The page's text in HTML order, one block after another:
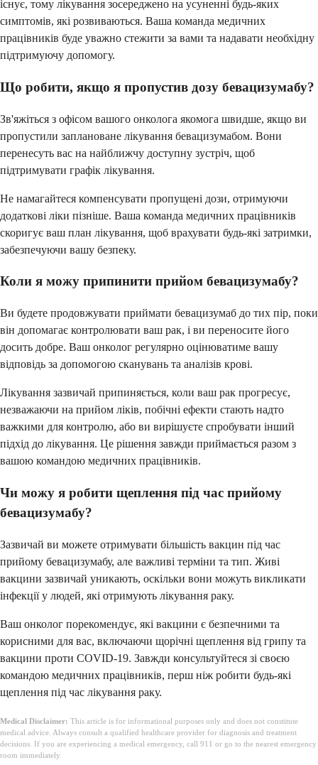
існує, тому лікування зосереджено на усуненні будь-яких
симптомів, які розвиваються. Ваша команда медичних
працівників буде уважно стежити за вами та надавати необхідну
підтримуючу допомогу.
Що робити, якщо я пропустив дозу бевацизумабу?
Зв'яжіться з офісом вашого онколога якомога швидше, якщо ви
пропустили заплановане лікування бевацизумабом. Вони
перенесуть вас на найближчу доступну зустріч, щоб
підтримувати графік лікування.
Не намагайтеся компенсувати пропущені дози, отримуючи
додаткові ліки пізніше. Ваша команда медичних працівників
скоригує ваш план лікування, щоб врахувати будь-які затримки,
забезпечуючи вашу безпеку.
Коли я можу припинити прийом бевацизумабу?
Ви будете продовжувати приймати бевацизумаб до тих пір, поки
він допомагає контролювати ваш рак, і ви переносите його
досить добре. Ваш онколог регулярно оцінюватиме вашу
відповідь за допомогою сканувань та аналізів крові.
Лікування зазвичай припиняється, коли ваш рак прогресує,
незважаючи на прийом ліків, побічні ефекти стають надто
важкими для контролю, або ви вирішуєте спробувати інший
підхід до лікування. Це рішення завжди приймається разом з
вашою командою медичних працівників.
Чи можу я робити щеплення під час прийому
бевацизумабу?
Зазвичай ви можете отримувати більшість вакцин під час
прийому бевацизумабу, але важливі терміни та тип. Живі
вакцини зазвичай уникають, оскільки вони можуть викликати
інфекції у людей, які отримують лікування раку.
Ваш онколог порекомендує, які вакцини є безпечними та
корисними для вас, включаючи щорічні щеплення від грипу та
вакцини проти COVID-19. Завжди консультуйтеся зі своєю
командою медичних працівників, перш ніж робити будь-які
щеплення під час лікування раку.
Medical Disclaimer: This article is for informational purposes only and does not constitute
medical advice. Always consult a qualified healthcare provider for diagnosis and treatment
decisions. If you are experiencing a medical emergency, call 911 or go to the nearest emergency
room immediately.